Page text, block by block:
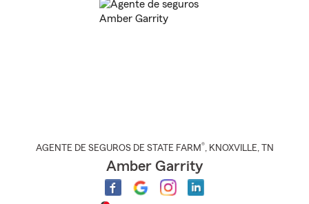
AGENTE DE SEGUROS DE STATE FARM®, KNOXVILLE, TN
Amber Garrity